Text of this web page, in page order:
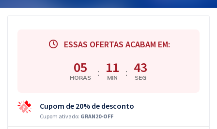
ESSAS OFERTAS ACABAM EM:
05
HORAS : 11
MIN : 42
SEG
Cupom de 20% de desconto
Cupom ativado: GRAN20-OFF